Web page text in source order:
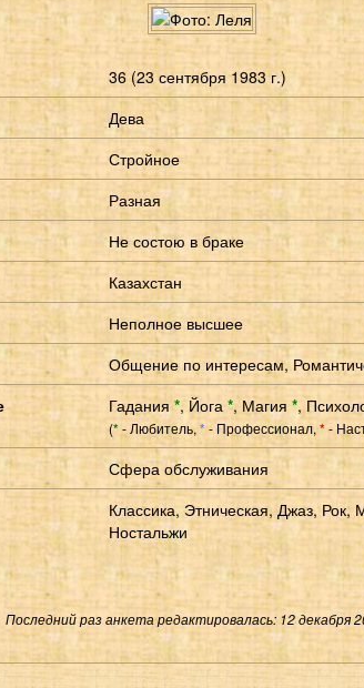
36 (23 сентября 1983 г.)
Дева
Стройное
Разная
Не состою в браке
Казахстан
Неполное высшее
Общение по интересам,
Гадания*, Йога *,Магия *,
(*- Любитель,* - Профессионал,* -
Сфера обслуживания
Классика, Этническая, Джаз, Рок,
Ностальжи
Последний раз анкета редактировалась: 12 декабря